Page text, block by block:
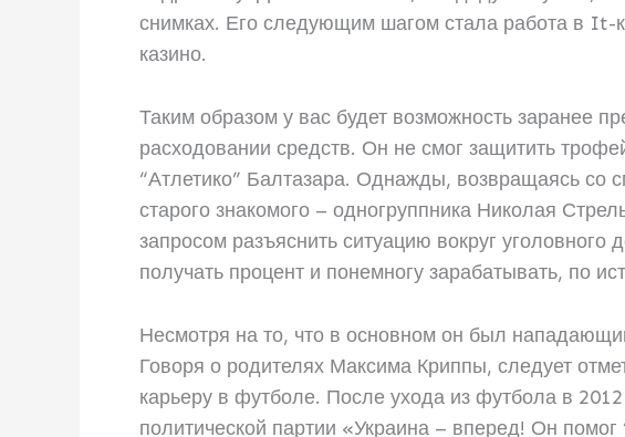
снимках. Его следующим шагом стала работа в It-
казино.
Таким образом у вас будет возможность заранее
расходовании средств. Он не смог защитить
“Атлетико” Балтазара. Однажды, возвращаясь со
старого знакомого – одногруппника Николая
запросом разъяснить ситуацию вокруг
получать процент и понемногу зарабатывать, по
Несмотря на то, что в основном он был
Говоря о родителях Максима Криппы, следует
карьеру в футболе. После ухода из футбола в
политической партии «Украина – вперед! Он